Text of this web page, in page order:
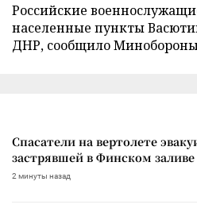
Российские
населенные пункты
ДНР, сообщило
Спасатели на вертолете
застрявшей в Финском
2 минуты назад